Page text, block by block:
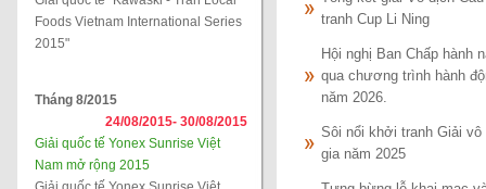
Foods Vietnam International Series
2015"
Tháng 8/2015
24/08/2015- 30/08/2015
Giải quốc tế Yonex Sunrise Việt
Nam mở rộng 2015
tranh Cup Li Ning
Hội nghị Ban Chấp hành
qua chương trình hành
năm 2026.
Sôi nổi khởi tranh Giải vô
gia năm 2025